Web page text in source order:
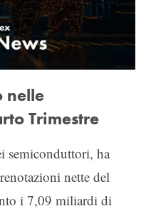
nelle
Trimestre
semiconduttori, ha
nette del
i 7,09 miliardi di